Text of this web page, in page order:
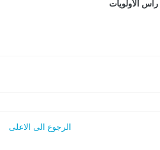
الأولويات
الرجوع الى الاعلى